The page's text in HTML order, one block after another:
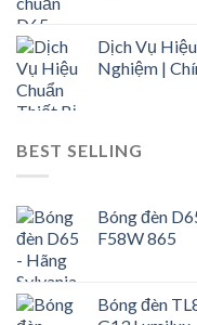
Dịch Vụ
Nghiệm |
BEST SELLING
Bóng đèn
F58W 865
Bóng đèn